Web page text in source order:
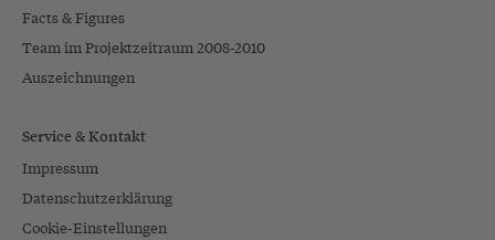
Facts & Figures
Team im Projektzeitraum 2008-2010
Auszeichnungen
Service & Kontakt
Impressum
Datenschutzerklärung
Cookie-Einstellungen